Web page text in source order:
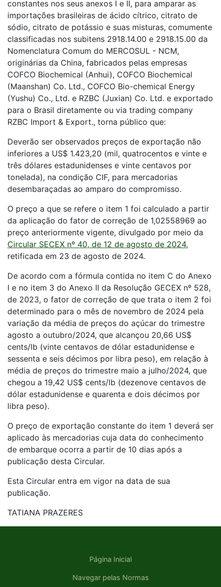
constantes nos seus anexos I e II, para amparar as
importações brasileiras de ácido cítrico, citrato de
sódio, citrato de potássio e suas misturas, comumente
classificadas nos subitens 2918.14.00 e 2918.15.00 da
Nomenclatura Comum do MERCOSUL - NCM,
originárias da China, fabricados pelas empresas
COFCO Biochemical (Anhui), COFCO Biochemical
(Maanshan) Co. Ltd., COFCO Bio-chemical Energy
(Yushu) Co., Ltd. e RZBC (Juxian) Co. Ltd. e exportado
para o Brasil diretamente ou via trading company
RZBC Import & Export., torna público que:
Deverão ser observados preços de exportação não
inferiores a US$ 1.423,20 (mil, quatrocentos e vinte e
três dólares estadunidenses e vinte centavos por
tonelada), na condição CIF, para mercadorias
desembaraçadas ao amparo do compromisso.
O preço a que se refere o item 1 foi calculado a partir
da aplicação do fator de correção de 1,02558969 ao
preço anteriormente vigente, divulgado por meio da
Circular SECEX nº 40, de 12 de agosto de 2024,
retificada em 23 de agosto de 2024.
De acordo com a fórmula contida no item C do Anexo
I e no item 3 do Anexo II da Resolução GECEX nº 528,
de 2023, o fator de correção de que trata o item 2 foi
determinado para o mês de novembro de 2024 pela
variação da média de preços do açúcar do trimestre
agosto a outubro/2024, que alcançou 20,66 US$
cents/lb (vinte centavos de dólar estadunidense e
sessenta e seis décimos por libra peso), em relação à
média de preços do trimestre maio a julho/2024, que
chegou a 19,42 US$ cents/lb (dezenove centavos de
dólar estadunidense e quarenta e dois décimos por
libra peso).
O preço de exportação constante do item 1 deverá ser
aplicado às mercadorias cuja data do conhecimento
de embarque ocorra a partir de 10 dias após a
publicação desta Circular.
Esta Circular entra em vigor na data de sua
publicação.
TATIANA PRAZERES
Página Inicial
Navegar pelas Normas